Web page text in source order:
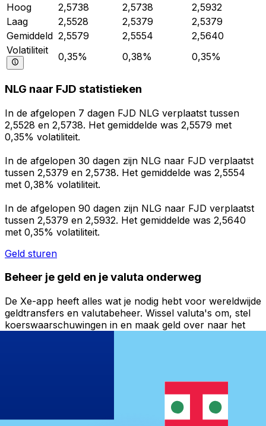
Hoog
2,5738 2,5738
2,5932
Laag
2,5528 2,5379
2,5379
Gemiddeld 2,5579 2,5554
2,5640
Volatiliteit
0,35% 0,38% 0,35%
NLG naar FJD statistieken
In de afgelopen 7 dagen FJD NLG verplaatst tussen
2,5528 en 2,5738. Het gemiddelde was 2,5579 met
0,35% volatiliteit.
In de afgelopen 30 dagen zijn NLG naar FJD verplaatst
tussen 2,5379 en 2,5738. Het gemiddelde was 2,5554
met 0,38% volatiliteit.
In de afgelopen 90 dagen zijn NLG naar FJD verplaatst
tussen 2,5379 en 2,5932. Het gemiddelde was 2,5640
met 0,35% volatiliteit.
Geld sturen
Beheer je geld en je valuta onderweg
De Xe-app heeft alles wat je nodig hebt voor wereldwijde
geldtransfers en valutabeheer. Wissel valuta's om, stel
koerswaarschuwingen in en maak geld over naar het